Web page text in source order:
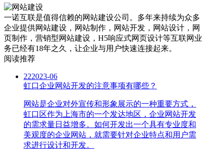
一诺互联是值得信赖的网站建设公司。多年来持续为众多
企业提供网站建设，网站制作，网站开发，网站设计，网
页制作，营销型网站建设，H5响应式网页设计等互联网业
务已经有18年之久，让企业与用户快速连接起来。
阅读推荐
222023-06
虹口企业网站开发的注意事项有哪些？
网站是企业对外宣传和形象展示的一种重要方式，
虹口区作为上海市的一个发达地区，企业网站开发
的需求量日益增多。如何开发出一个具有专业度和
美观度的企业网站，就需要针对企业特点和用户需
求进行设计和开发。